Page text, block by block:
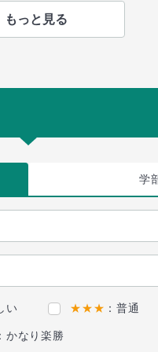
もっと見る
学
い ★★★ ：普通
かなり楽勝